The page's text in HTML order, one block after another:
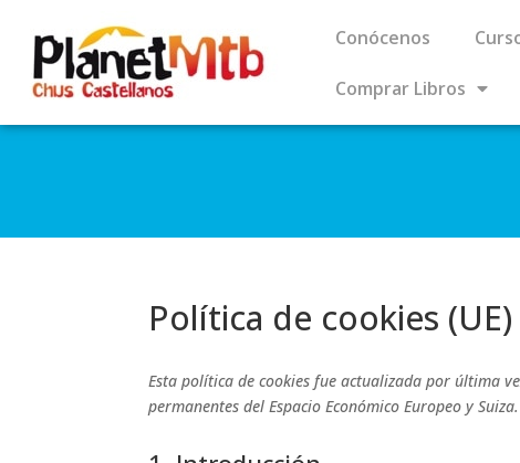
Conócenos
Comprar Libros
Política de cookies (UE)
Esta política de cookies fue actualizada por última
permanentes del Espacio Económico Europeo y Suiza.